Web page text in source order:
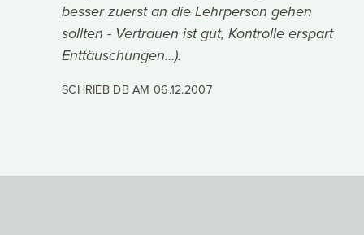
besser zuerst an die Lehrperson gehen
sollten - Vertrauen ist gut, Kontrolle erspart
Enttäuschungen…).
SCHRIEB DB AM06.12.2007